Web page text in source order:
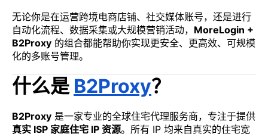
无论你是在运营跨境电商店铺、社交媒体账号，还是进行
自动化流程、数据采集或大规模营销活动， MoreLogin +
B2Proxy 的组合都能帮助你实现更安全、更高效、可规模
化的多账号管理。
什么是 B2Proxy？
B2Proxy 是一家专业的全球住宅代理服务商，专注于提供
真实 ISP 家庭住宅 IP 资源。所有 IP 均来自真实的住宅宽